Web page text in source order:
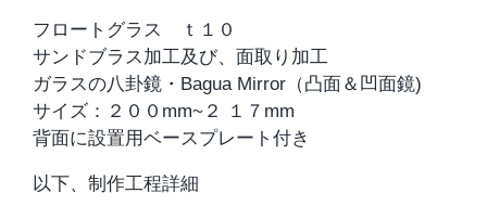
フロートグラス ｔ１０
サンドブラス加工及び、面取り加工
ガラスの八卦鏡・Bagua Mirror（凸面＆凹面鏡)
サイズ：２００mm~２ １７mm
背面に設置用ベースプレート付き
以下、制作工程詳細